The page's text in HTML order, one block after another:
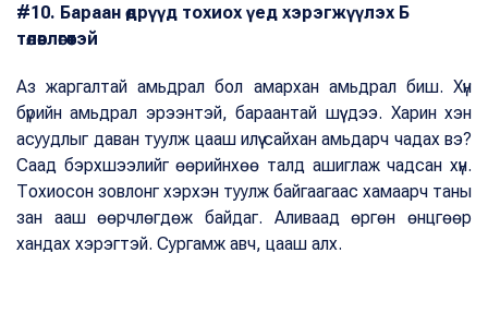
#10. Бараан өдрүүд тохиох үед хэрэгжүүлэх Б
төлөвлөгөөтэй
Аз жаргалтай амьдрал бол амархан амьдрал биш. Хүн
бүрийн амьдрал эрээнтэй, бараантай шүү дээ. Харин хэн
асуудлыг даван туулж цааш илүү сайхан амьдарч чадах вэ?
Саад бэрхшээлийг өөрийнхөө талд ашиглаж чадсан хүн.
Тохиосон зовлонг хэрхэн туулж байгаагаас хамаарч таны
зан ааш өөрчлөгдөж байдаг. Аливаад өргөн өнцгөөр
хандах хэрэгтэй. Сургамж авч, цааш алх.